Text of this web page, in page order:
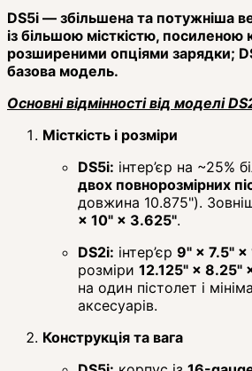
DS5i — збільшена та потужніша
із більшою місткістю, посиленою
розширеними опціями зарядки;
базова модель.
Основні відмінності від моделі
Місткість і розміри
DS5i: інтер’єр на ~25%
двох повнорозмірних
довжина 10.875").
× 10" × 3.625".
DS2i: інтер’єр 9" × 7.5" ×
розміри 12.125" × 8.25"
на один пістолет і
аксесуарів.
Конструкція та вага